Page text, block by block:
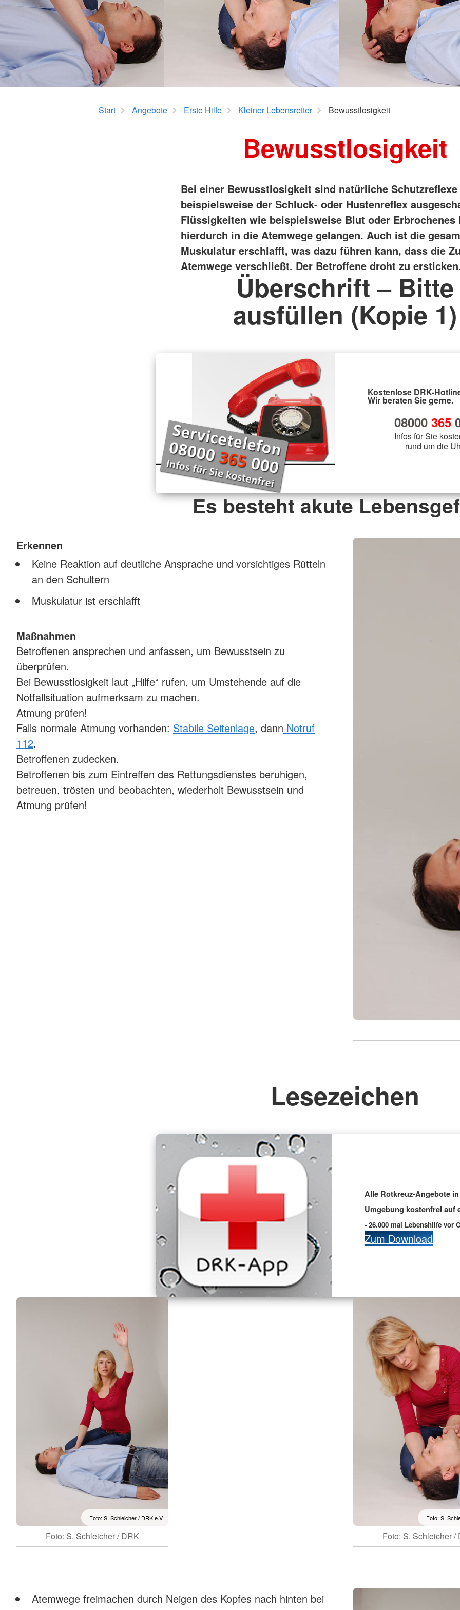
Krankentransport
Gesundheitsprogramme
Rotkreuzdose
Spenden
Start Angebote Erste Hilfe Kleiner Lebensretter Bewusstlosigkeit
Bewusstlosigkeit
Bei einer Bewusstlosigkeit sind natürliche
beispielsweise der Schluck- oder Hustenreflex
Flüssigkeiten wie beispielsweise Blut oder Erbrochenes
hierdurch in die Atemwege gelangen. Auch ist die
Muskulatur erschlafft, was dazu führen kann, dass die
Atemwege verschließt. Der Betroffene droht zu
Überschrift – Bitte
ausfüllen (Kopie 1)
Kostenlose DRK-
Wir beraten Sie gerne.
08000 365
Infos für Sie
rund um die
Es besteht akute
Erkennen
Keine Reaktion auf deutliche Ansprache und vorsichtiges Rütteln
an den Schultern
Muskulatur ist erschlafft
Maßnahmen
Betroffenen ansprechen und anfassen, um Bewusstsein zu
überprüfen.
Bei Bewusstlosigkeit laut „Hilfe“ rufen, um Umstehende auf die
Notfallsituation aufmerksam zu machen.
Atmung prüfen!
Falls normale Atmung vorhanden: Stabile Seitenlage, dann Notruf
112.
Betroffenen zudecken.
Betroffenen bis zum Eintreffen des Rettungsdienstes beruhigen,
betreuen, trösten und beobachten, wiederholt Bewusstsein und
Atmung prüfen!
Lesezeichen
Alle Rotkreuz-Angebote
Umgebung kostenfrei auf
- 26.000 mal Lebenshilfe vor
Zum Download
Foto: S. Schleicher / DRK e.V.
Foto: S. Schleicher / DRK
Foto: S.
Foto: S. Schleicher /
Atemwege freimachen durch Neigen des Kopfes nach hinten bei